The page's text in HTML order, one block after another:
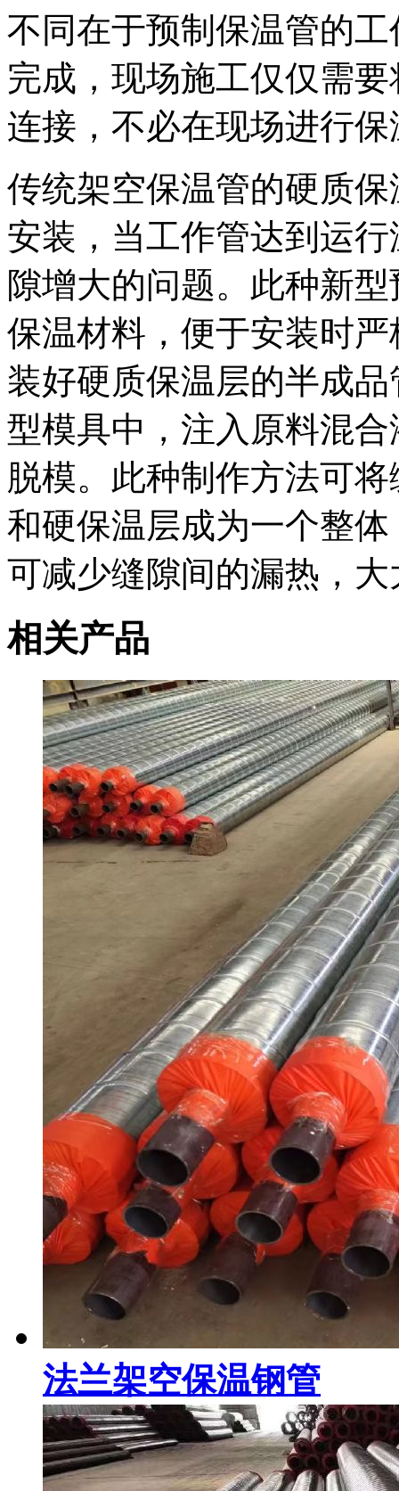
不同在于预制保温管的
完成，现场施工仅仅需
连接，不必在现场进行
传统架空保温管的硬质
安装，当工作管达到运
隙增大的问题。此种新
保温材料，便于安装时
装好硬质保温层的半成
型模具中，注入原料混
脱模。此种制作方法可
和硬保温层成为一个整
可减少缝隙间的漏热，
相关产品
法兰架空保温钢管